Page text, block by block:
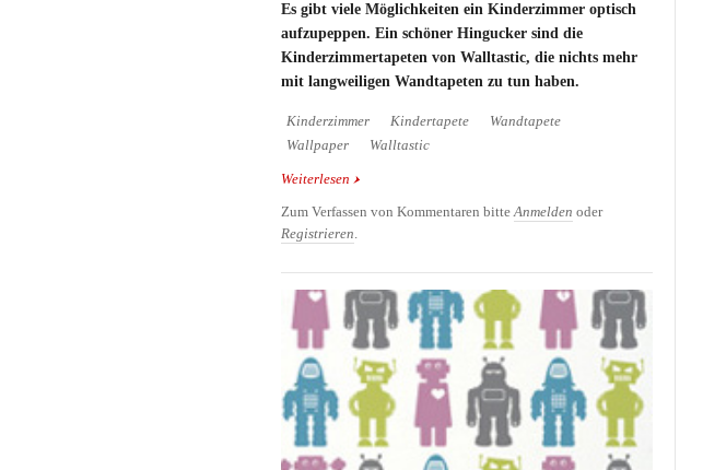
Es gibt viele Möglichkeiten ein Kinderzimmer optisch
aufzupeppen. Ein schöner Hingucker sind die
Kinderzimmertapeten von Walltastic, die nichts mehr
mit langweiligen Wandtapeten zu tun haben.
Kinderzimmer Kindertapete
Wandtapete
Wallpaper
Walltastic
Weiterlesen über Walltastic Wandtapeten für das
Zum Verfassen von Kommentaren bitteAnmelden oder
Registrieren.